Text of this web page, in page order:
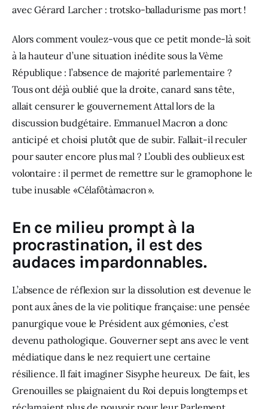
avec Gérard Larcher : trotsko-balladurisme pas mort !
Alors comment voulez-vous que ce petit monde-là soit
à la hauteur d’une situation inédite sous la Vème
République : l’absence de majorité parlementaire ?
Tous ont déjà oublié que la droite, canard sans tête,
allait censurer le gouvernement Attal lors de la
discussion budgétaire. Emmanuel Macron a donc
anticipé et choisi plutôt que de subir. Fallait-il reculer
pour sauter encore plus mal ? L’oubli des oublieux est
volontaire : il permet de remettre sur le gramophone le
tube inusable «Célafôtàmacron ».
En ce milieu prompt à la
procrastination, il est des
audaces impardonnables.
L’absence de réflexion sur la dissolution est devenue le
pont aux ânes de la vie politique française: une pensée
panurgique voue le Président aux gémonies, c’est
devenu pathologique. Gouverner sept ans avec le vent
médiatique dans le nez requiert une certaine
résilience. Il fait imaginer Sisyphe heureux.  De fait, les
Grenouilles se plaignaient du Roi depuis longtemps et